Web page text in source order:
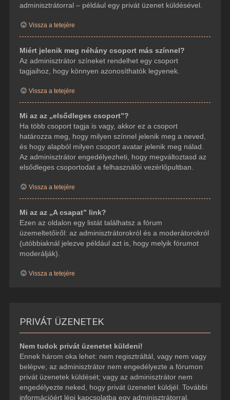
adminisztrátorral – például egy privát üzenet küldésével.
Vissza a tetejére
Miért jelenik meg néhány csoport más színnel?
Az adminisztrátor színeket rendelhet egy csoport
tagjaihoz, hogy könnyen azonosíthatók legyenek.
Vissza a tetejére
Mi az az „elsődleges csoport”?
Ha több csoport tagja is vagy, akkor ez a csoport
határozza meg, hogy milyen színnel jelenik meg a neved,
és hogy alapból milyen csoport avatar jelenik meg nálad.
Az adminisztrátor engedélyezheti, hogy megváltoztasd az
elsődleges csoportodat a felhasználói vezérlőpultban.
Vissza a tetejére
Mi az az „A csapat” link?
Ezen az oldalon egy listát találhatsz a fórum
üzemeltetőiről: az adminisztrátorokról és a moderátorokról
(utóbbiaknál jelezve például azt is, hogy melyik fórumot
moderálják).
Vissza a tetejére
PRIVÁT ÜZENETEK
Nem tudok privát üzenetet küldeni!
Ennek három oka lehet: nem regisztráltál, vagy nem vagy
belépve; az adminisztrátor nem engedélyezte a fórumon
privát üzenetek küldését; vagy az adminisztrátor nem
engedélyezte neked, hogy privát üzenetet küldjél. További
információért lépj kapcsolatba egy adminisztrátorral.